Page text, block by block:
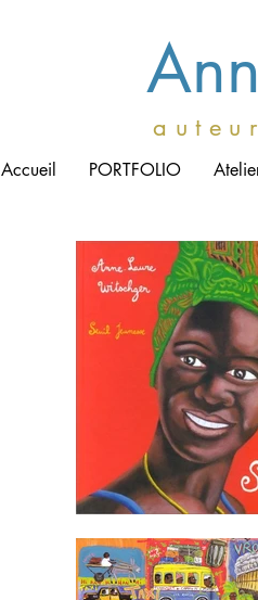
a u t e
Accueil PORTFOLIO